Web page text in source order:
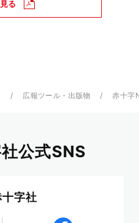
る
広報ツール・出版物 赤十字
公式SNS
十字社